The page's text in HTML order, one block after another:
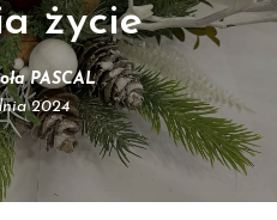
życie
PASCAL
2024